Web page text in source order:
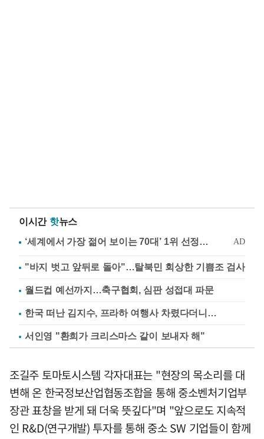
이시간 핫뉴스
"바지 벗고 앞뒤로 돌아"…탈북민 회상한 기쁨조 검사
월드컵 예선까지…축구협회, 심판 성접대 파문
한국 떠난 김지수, 프라하 여행사 차렸다더니…
서인영 "환희가 크리스마스 같이 보내자 해"
조길주 토마토시스템 각자대표는 "현장의 목소리를 대
변해 온 한국정보산업협동조합을 통해 중소벤처기업부
장관 표창을 받게 돼 더욱 뜻깊다"며 "앞으로도 지속적
인 R&D(연구개발) 투자를 통해 중소 SW 기업들이 함께